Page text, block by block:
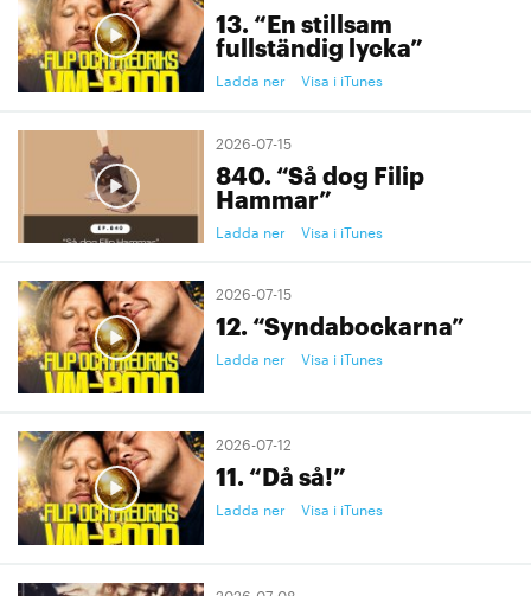
13. “En stillsam
fullständig lycka”
Ladda ner Visa i iTunes
2026-07-15
840. “Så dog Filip
Hammar”
Ladda ner Visa i iTunes
2026-07-15
12. “Syndabockarna”
Ladda ner Visa i iTunes
2026-07-12
11. “Då så!”
Ladda ner Visa i iTunes